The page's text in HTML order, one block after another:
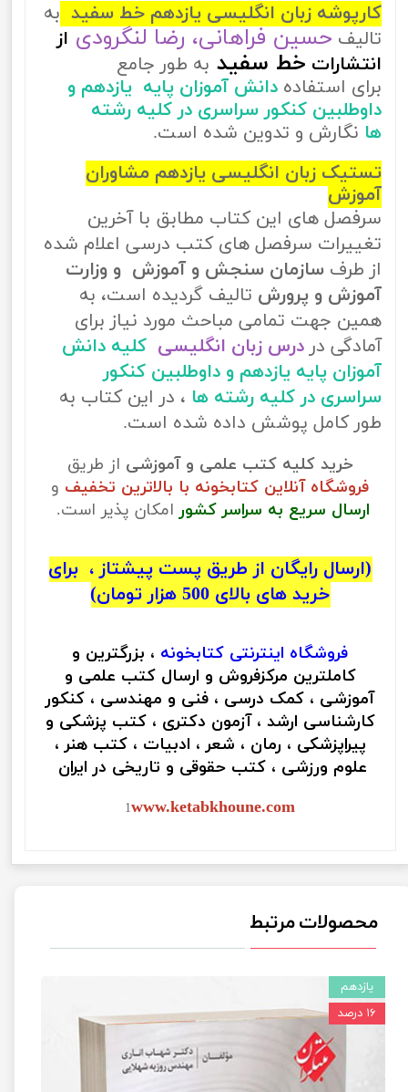
کارپوشه زبان انگلیسی یازدهم خط سفید به
تالیف حسین فراهانی، رضا لنگرودی از
انتشارات خط سفید به طور جامع
برای استفاده دانش آموزان پایه یازدهم و
داوطلبین کنکور سراسری در کلیه رشته
ها نگارش و تدوین شده است.
تستیک زبان انگلیسی یازدهم مشاوران
آموزش
سرفصل های این کتاب مطابق با آخرین
تغییرات سرفصل های کتب درسی اعلام شده
از طرف سازمان سنجش و آموزش و وزارت
آموزش و پرورش تالیف گردیده است، به
همین جهت تمامی مباحث مورد نیاز برای
آمادگی در درس زبان انگلیسی کلیه دانش
آموزان پایه یازدهم و داوطلبین کنکور
سراسری در کلیه رشته ها ، در این کتاب به
طور کامل پوشش داده شده است.
خرید کلیه کتب علمی و آموزشی از طریق
فروشگاه آنلاین کتابخونه با بالاترین تخفیف و
ارسال سریع به سراسر کشور امکان پذیر است.
(ارسال رایگان از طریق پست پیشتاز ، برای
خرید های بالای 500 هزار تومان)
فروشگاه اینترنتی کتابخونه ، بزرگترین و
کاملترین مرکزفروش و ارسال کتب علمی و
آموزشی ، کمک درسی ، فنی و مهندسی ، کنکور
کارشناسی ارشد ، آزمون دکتری ، کتب پزشکی و
پیراپزشکی ، رمان ، شعر ، ادبیات ، کتب هنر ،
علوم ورزشی ، کتب حقوقی و تاریخی در ایران
1www.ketabkhoune.com
محصولات مرتبط
یازدهم
۱۶ درصد